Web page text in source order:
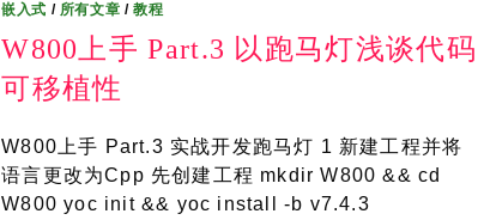
嵌入式 / 所有文章 /教程
W800上手 Part.3 以跑马灯浅谈代码
可移植性
W800上手 Part.3 实战开发跑马灯 1 新建工程并将
语言更改为Cpp 先创建工程 mkdir W800 && cd
W800 yoc init && yoc install -b v7.4.3